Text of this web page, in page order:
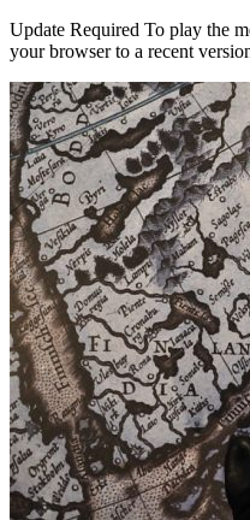
Update Required To play the
your browser to a recent